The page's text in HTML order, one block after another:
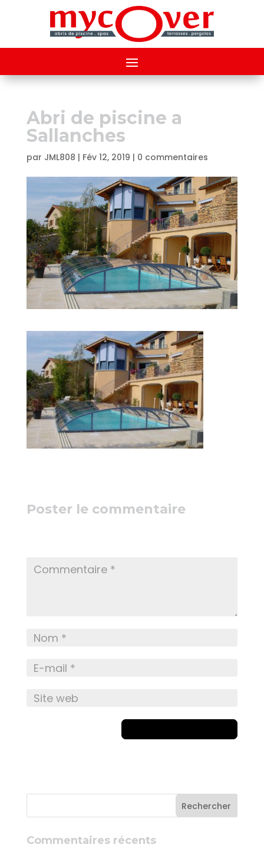
Abri de piscine a
Sallanches
par JML808 | Fév 12, 2019 | 0 commentaires
Poster le commentaire
Commentaires récents